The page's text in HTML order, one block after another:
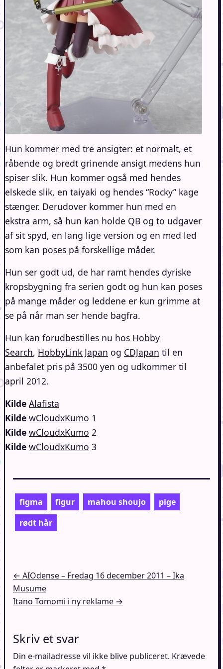
Hun kommer med tre ansigter: et normalt, et
råbende og bredt grinende ansigt medens hun
spiser slik. Hun kommer også med hendes
elskede slik, en taiyaki og hendes “Rocky” kage
stænger. Derudover kommer hun med en
ekstra arm, så hun kan holde QB og to udgaver
af sit spyd, en lang lige version og en med led
som kan poses på forskellige måder.
Hun ser godt ud, de har ramt hendes dyriske
kropsbygning fra serien godt og hun kan poses
på mange måder og leddene er kun grimme at
se på når man ser hende bagfra.
Hun kan forudbestilles nu hos Hobby
Search, HobbyLink Japan og CDJapan til en
anbefalet pris på 3500 yen og udkommer til
april 2012.
Kilde Alafista
Kilde wCloudxKumo 1
Kilde wCloudxKumo 2
Kilde wCloudxKumo 3
figma figur mahou shoujo
pige
rødt hår
Indlægsnavigation
← AIOdense – Fredag 16 december 2011 – Ika
Musume
Itano Tomomi i ny reklame →
Skriv et svar
Din e-mailadresse vil ikke blive publiceret. Krævede